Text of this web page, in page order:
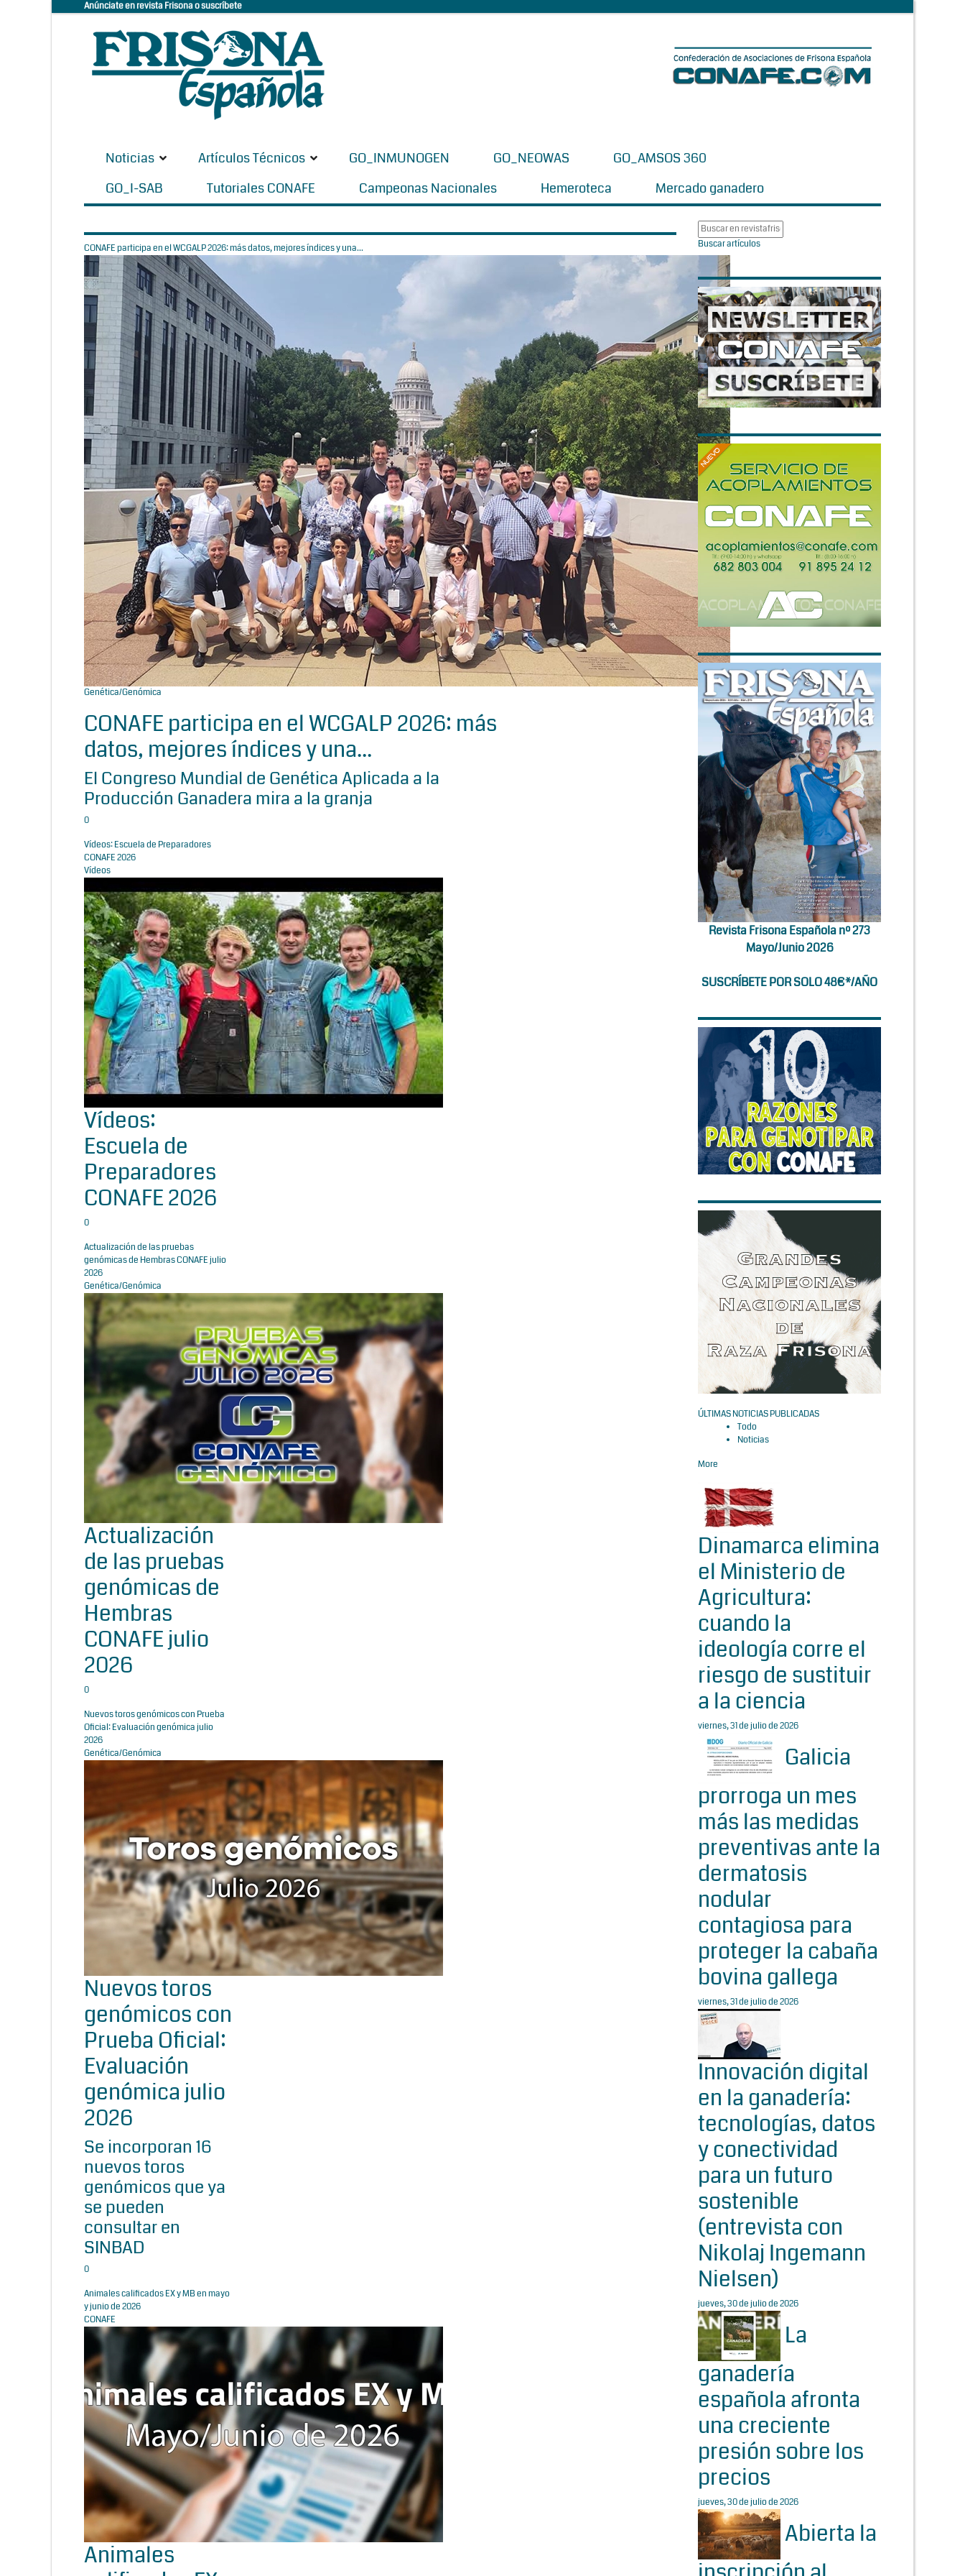
Anúnciate en revista Frisona o suscríbete
Noticias Artículos Técnicos GO_INMUNOGEN GO_NEOWAS
GO_AMSOS 360
GO_I-SAB
Tutoriales CONAFE Campeonas Nacionales Hemeroteca Mercado ganadero
CONAFE participa en el WCGALP 2026: más datos, mejores índices y una...
Genética/Genómica
CONAFE participa en el WCGALP 2026: más
datos, mejores índices y una...
El Congreso Mundial de Genética Aplicada a la
Producción Ganadera mira a la granja
0
Vídeos: Escuela de Preparadores
CONAFE 2026
Vídeos
Vídeos:
Escuela de
Preparadores
CONAFE 2026
0
Actualización de las pruebas
genómicas de Hembras CONAFE julio
2026
Genética/Genómica
Actualización
de las pruebas
genómicas de
Hembras
CONAFE julio
2026
0
Nuevos toros genómicos con Prueba
Oficial: Evaluación genómica julio
2026
Genética/Genómica
Nuevos toros
genómicos con
Prueba Oficial:
Evaluación
genómica julio
2026
Se incorporan 16
nuevos toros
genómicos que ya
se pueden
consultar en
SINBAD
0
Animales calificados EX y MB en mayo
y junio de 2026
CONAFE
Animales
Buscar artículos
Revista Frisona Española nº 273
Mayo/Junio 2026
SUSCRÍBETE POR SOLO 48€*/AÑO
ÚLTIMAS NOTICIAS PUBLICADAS
Todo
Noticias
More
Dinamarca elimina
el Ministerio de
Agricultura:
cuando la
ideología corre el
riesgo de sustituir
a la ciencia
viernes, 31 de julio de 2026
Galicia
prorroga un mes
más las medidas
preventivas ante la
dermatosis
nodular
contagiosa para
proteger la cabaña
bovina gallega
viernes, 31 de julio de 2026
Innovación digital
en la ganadería:
tecnologías, datos
y conectividad
para un futuro
sostenible
(entrevista con
Nikolaj Ingemann
Nielsen)
jueves, 30 de julio de 2026
La
ganadería
española afronta
una creciente
presión sobre los
precios
jueves, 30 de julio de 2026
Abierta la